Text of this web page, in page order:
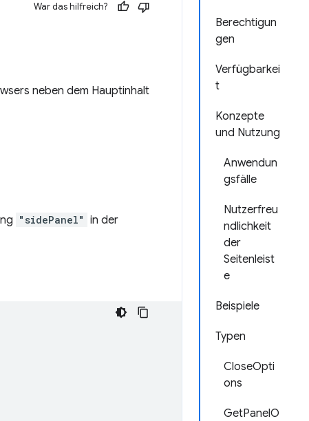
Berechtigun
gen
Verfügbarkei
t
Konzepte
und Nutzung
Anwendun
gsfälle
Nutzerfreu
ndlichkeit
der
Seitenleist
e
Beispiele
Typen
CloseOpti
ons
GetPanelO
War das hilfreich?
neben dem Hauptinhalt
"sidePanel" in der